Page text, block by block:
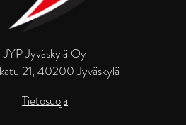
JYP Jyväskylä Oy
21, 40200 Jyväskylä
Tietosuoja